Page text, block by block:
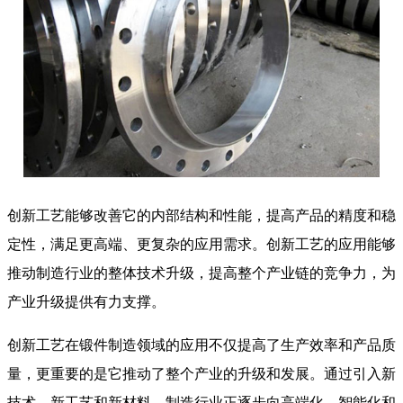
创新工艺能够改善它的内部结构和性能，提高产品的精度和稳
定性，满足更高端、更复杂的应用需求。创新工艺的应用能够
推动制造行业的整体技术升级，提高整个产业链的竞争力，为
产业升级提供有力支撑。
创新工艺在锻件制造领域的应用不仅提高了生产效率和产品质
量，更重要的是它推动了整个产业的升级和发展。通过引入新